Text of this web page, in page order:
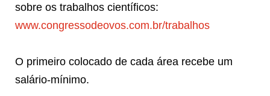
sobre os trabalhos científicos:
www.congressodeovos.com.br/trabalhos
O primeiro colocado de cada área recebe um
salário-mínimo.